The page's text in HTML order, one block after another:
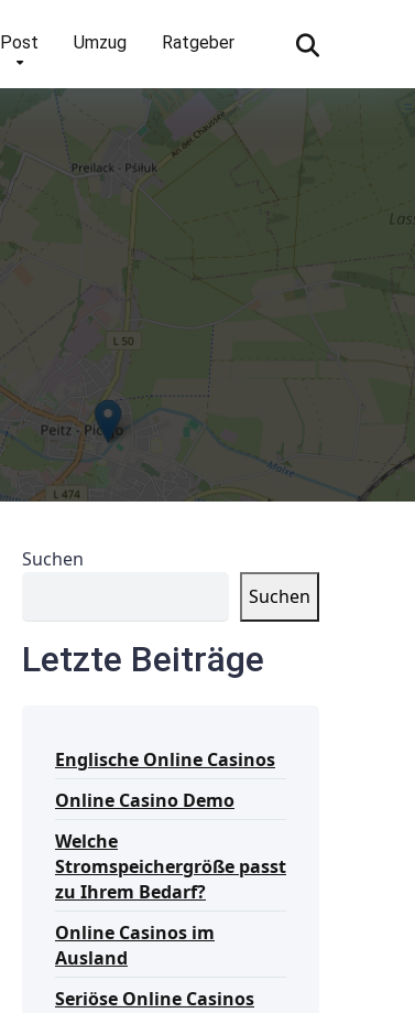
Post Umzug Ratgeber
Suchen
Suchen
Letzte Beiträge
Englische Online Casinos
Online Casino Demo
Welche
Stromspeichergröße passt
zu Ihrem Bedarf?
Online Casinos im
Ausland
Seriöse Online Casinos